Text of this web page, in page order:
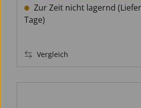
Zur Zeit nicht lagernd
Tage)
Vergleich